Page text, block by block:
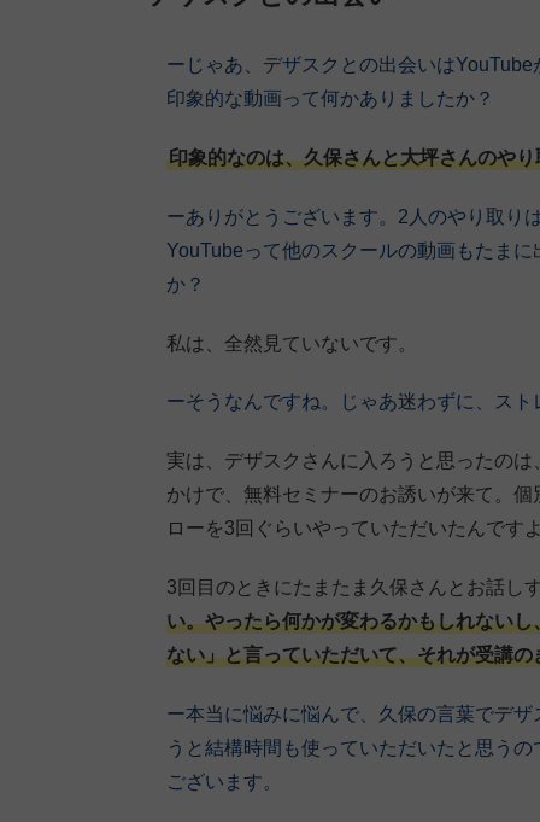
ーじゃあ、デザスクとの出会いは
印象的な動画って何かありましたか？
印象的なのは、久保さんと大坪さんのや
ーありがとうございます。2人のやり取り
YouTubeって他のスクールの動画もたま
か？
私は、全然見ていないです。
ーそうなんですね。じゃあ迷わずに、ス
実は、デザスクさんに入ろうと思ったの
かけで、無料セミナーのお誘いが来て。
ローを3回ぐらいやっていただいたんです
3回目のときにたまたま久保さんとお話し
い。やったら何かが変わるかもしれない
ない」と言っていただいて、それが受講
ー本当に悩みに悩んで、久保の言葉でデ
うと結構時間も使っていただいたと思う
ございます。